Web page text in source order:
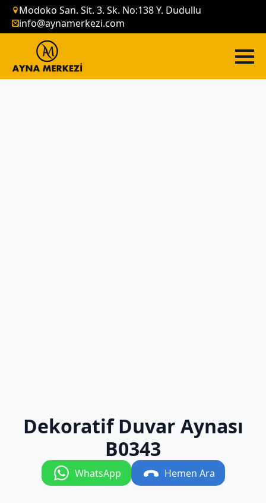
Modoko San. Sit. 3. Sk. No:138 Y. Dudullu
info@aynamerkezi.com
Dekoratif Duvar Aynası
B0343
WhatsApp Hemen Ara